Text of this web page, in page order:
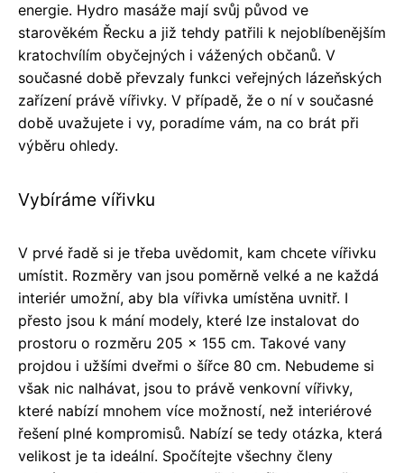
energie. Hydro masáže mají svůj původ ve
starověkém Řecku a již tehdy patřili k nejoblíbenějším
kratochvílím obyčejných i vážených občanů. V
současné době převzaly funkci veřejných lázeňských
zařízení právě vířivky. V případě, že o ní v současné
době uvažujete i vy, poradíme vám, na co brát při
výběru ohledy.
Vybíráme vířivku
V prvé řadě si je třeba uvědomit, kam chcete vířivku
umístit. Rozměry van jsou poměrně velké a ne každá
interiér umožní, aby bla vířivka umístěna uvnitř. I
přesto jsou k mání modely, které lze instalovat do
prostoru o rozměru 205 x 155 cm. Takové vany
projdou i užšími dveřmi o šířce 80 cm. Nebudeme si
však nic nalhávat, jsou to právě venkovní vířivky,
které nabízí mnohem více možností, než interiérové
řešení plné kompromisů. Nabízí se tedy otázka, která
velikost je ta ideální. Spočítejte všechny členy